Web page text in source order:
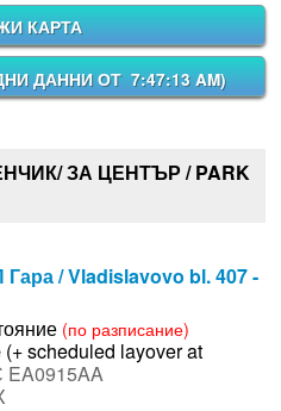
КАРТА
ДАННИ ОТ 7:47:13 AM)
ЗА ЦЕНТЪР / PARK
/ Vladislavovo bl. 407 -
(по разписание)
(+ scheduled layover at